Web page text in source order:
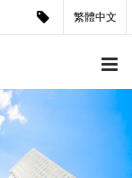
繁體中文